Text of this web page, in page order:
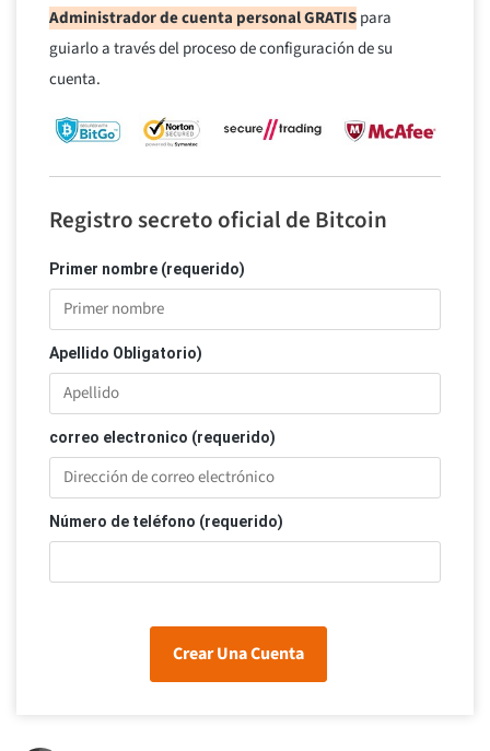
Administrador de cuenta personal GRATISpara
guiarlo a través del proceso de configuración de su
cuenta.
Registro secreto oficial de Bitcoin
Primer nombre (requerido)
Apellido Obligatorio)
correo electronico (requerido)
Número de teléfono (requerido)
Crear Una Cuenta